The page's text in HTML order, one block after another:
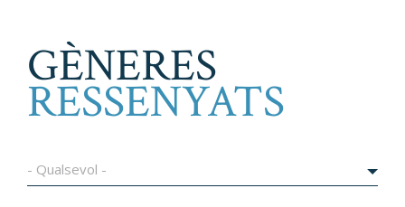
GÈNERES
RESSENYATS
- Qualsevol -